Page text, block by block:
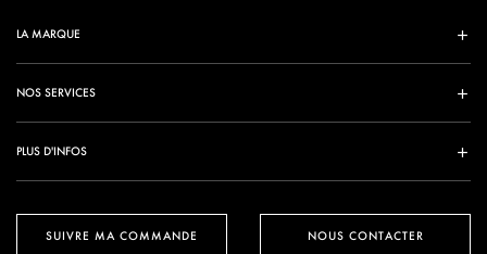
SUIVRE MA COMMANDE
LA MARQUE
NOS SERVICES
PLUS D'INFOS
NOUS CONTACTER